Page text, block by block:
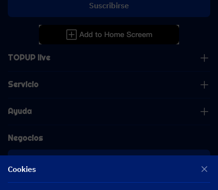
TOPUP live
Servicio
Ayuda
Negocios
[email protected]
Suscribirse
Cookies